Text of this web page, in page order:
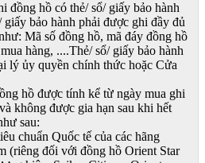
đồng hồ có thẻ/ sổ/ giấy bảo hành
bảo hành phải được ghi đầy đủ
Mã số đồng hồ, mã đáy đồng hồ
hàng, ....Thẻ/ sổ/ giấy bảo hành
lý ủy quyền chính thức hoặc Cửa
hồ được tính kể từ ngày mua ghi
không được gia hạn sau khi hết
sau:
chuẩn Quốc tế của các hãng
(riêng đối với đồng hồ Orient Star